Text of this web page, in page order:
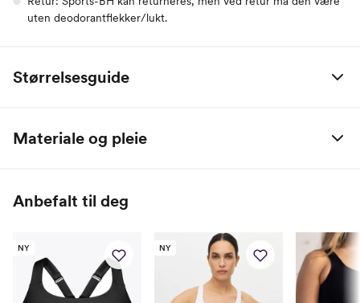
uten deodorantflekker/lukt.
Størrelsesguide
Bryst 80-84 86-90 113-119
Hofte 88-92 94-98
Materiale og pleie
Anbefalt til deg
NY NY